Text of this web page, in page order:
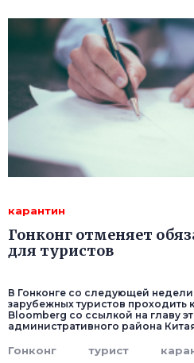
карантин
Гонконг отменяет
для туристов
В Гонконге со следующей
зарубежных туристов проходить
Bloomberg со ссылкой на главу
административного района
Гонконг турист